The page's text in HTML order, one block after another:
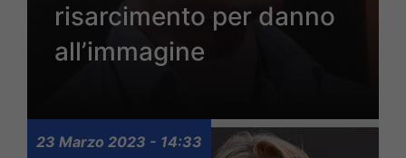
risarcimento per danno
all’immagine
23 Marzo 2023 - 14:33